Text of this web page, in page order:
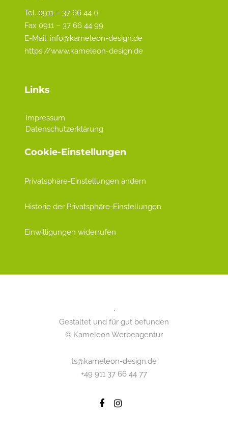
Tel. 0911 – 37 66 44 0
Fax 0911 – 37 66 44 99
E-Mail: info@kameleon-design.de
https://www.kameleon-design.de
Links
Impressum
Datenschutzerklärung
Cookie-Einstellungen
Privatsphäre-Einstellungen ändern
Historie der Privatsphäre-Einstellungen
Einwilligungen widerrufen
Gestaltet und für gut befunden
© Kameleon Werbeagentur
ts@kameleon-design.de
+49 911 37 66 44 77